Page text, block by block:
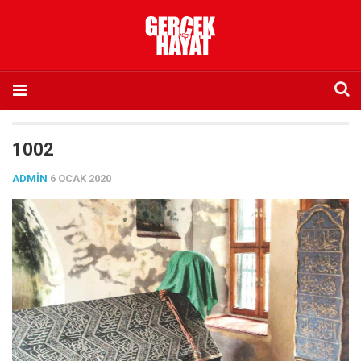
Hakkımızda
Künye
İletişim
Abone olmak istiyorum
Satış noktası listesi
Eksik sayıların temini
Sosyal Medya
Twitter
1002
ADMIN 6 OCAK 2020